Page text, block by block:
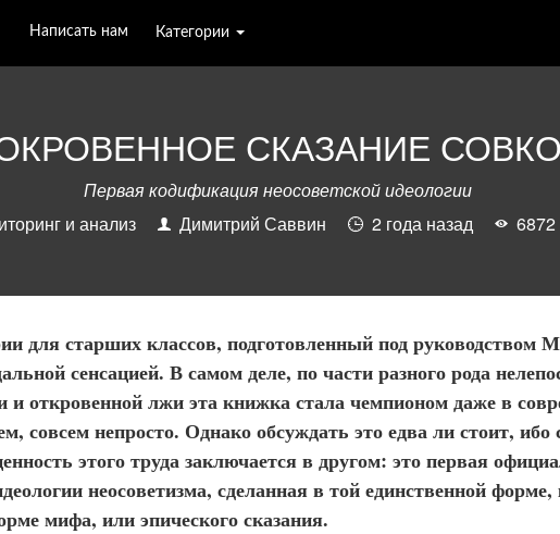
Написать нам Категории
СКАЗАНИЕ
Первая кодификация неосоветской идеологии
и анализ
Димитрий Саввин 2 года назад
для старших классов, подготовленный под руководством
сенсацией. В самом деле, по части разного рода
и откровенной лжи эта книжка стала чемпионом даже в
совсем непросто. Однако обсуждать это едва ли стоит,
этого труда заключается в другом: это первая
неосоветизма, сделанная в той единственной
мифа, или эпического сказания.